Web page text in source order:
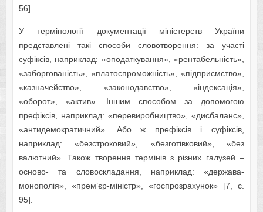
56].
У термінології документації міністерств України
представлені такі способи словотворення: за участі
суфіксів, наприклад: «оподаткування», «рентабельність»,
«заборгованість», «платоспроможність», «підприємство»,
«казначейство», «законодавство», «індексація»,
«оборот», «актив». Іншим способом за допомогою
префіксів, наприклад: «перевиробництво», «дисбаланс»,
«антидемократичний». Або ж префіксів і суфіксів,
наприклад: «безстроковий», «безготівковий», «без
валютний». Також творення термінів з різних галузей –
осново- та словоскладання, наприклад: «держава-
монополія», «прем’єр-міністр», «госпрозрахунок» [7, с.
95].